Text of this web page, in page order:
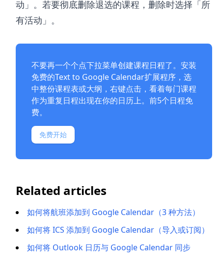
动」。若要彻底删除退选的课程，删除时选择「所
有活动」。
不要再一个个点下拉菜单创建课程日程了。安装
免费的Text to Google Calendar扩展程序 ，选
中整份课程表或大纲，右键点击，看着每门课程
作为重复日程出现在你的日历上。前5个日程免
费。
免费开始
Related articles
如何将航班添加到 Google Calendar（3 种方法）
如何将 ICS 添加到 Google Calendar（导入或订阅）
如何将 Outlook 日历与 Google Calendar 同步